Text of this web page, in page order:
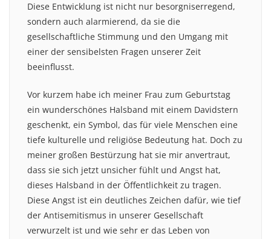
Diese Entwicklung ist nicht nur besorgniserregend,
sondern auch alarmierend, da sie die
gesellschaftliche Stimmung und den Umgang mit
einer der sensibelsten Fragen unserer Zeit
beeinflusst.
Vor kurzem habe ich meiner Frau zum Geburtstag
ein wunderschönes Halsband mit einem Davidstern
geschenkt, ein Symbol, das für viele Menschen eine
tiefe kulturelle und religiöse Bedeutung hat. Doch zu
meiner großen Bestürzung hat sie mir anvertraut,
dass sie sich jetzt unsicher fühlt und Angst hat,
dieses Halsband in der Öffentlichkeit zu tragen.
Diese Angst ist ein deutliches Zeichen dafür, wie tief
der Antisemitismus in unserer Gesellschaft
verwurzelt ist und wie sehr er das Leben von